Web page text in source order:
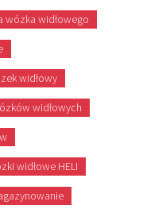
wózka widłowego
widłowy
widłowych
widłowe HELI